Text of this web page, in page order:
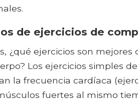
de ejercicios de
¿qué ejercicios son
Los ejercicios simples
la frecuencia cardíaca
fuertes al mismo